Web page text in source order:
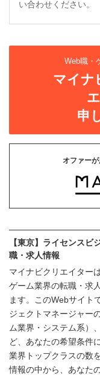
い合わせください。
Web職・
マイナ
申
オファーが
【東京】ライセンスビ
職・求人情報
マイナビクリエイター
ゲーム業界の転職・求
ます。このWebサイト
ジェクトマネージャー
ム業界・システム系）
ど、あなたの希望条件
業界トップクラスの数
情報の中から、あなた